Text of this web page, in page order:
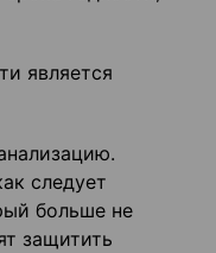
является
следует
больше не
защитить